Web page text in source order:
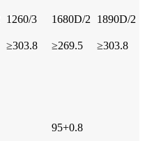
1260/3 1680D/2
1890D/2
≥303.8 ≥269.5 ≥303.8
95+0.8